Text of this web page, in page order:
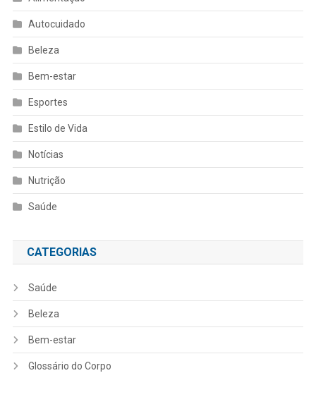
Autocuidado
Beleza
Bem-estar
Esportes
Estilo de Vida
Notícias
Nutrição
Saúde
CATEGORIAS
Saúde
Beleza
Bem-estar
Glossário do Corpo